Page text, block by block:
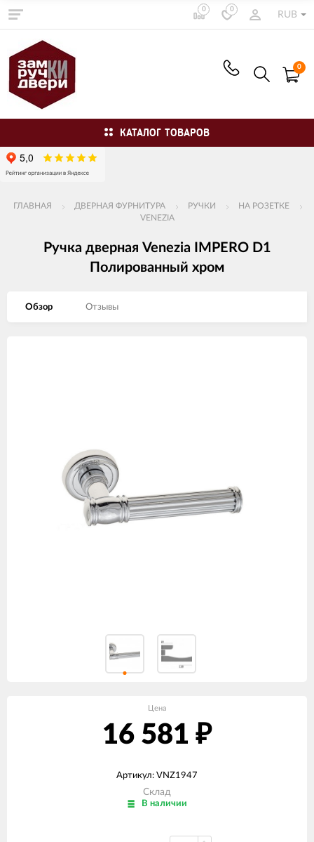
0 0
RUB
0
КАТАЛОГ ТОВАРОВ
ГЛАВНАЯ ДВЕРНАЯ ФУРНИТУРА РУЧКИ
НА РОЗЕТКЕ
VENEZIA
Ручка дверная Venezia IMPERO D1
Полированный хром
Обзор Отзывы
Цена
16 581 ₽
Артикул: VNZ1947
Склад
В наличии